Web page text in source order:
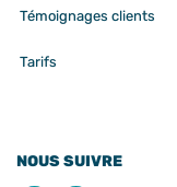
Témoignages clients
Tarifs
NOUS SUIVRE